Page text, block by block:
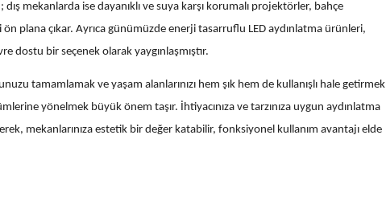
mekanlarda ise dayanıklı ve suya karşı korumalı projektörler, bahçe
plana çıkar. Ayrıca günümüzde enerji tasarruflu LED aydınlatma ürünleri,
dostu bir seçenek olarak yaygınlaşmıştır.
tamamlamak ve yaşam alanlarınızı hem şık hem de kullanışlı hale getirmek
yönelmek büyük önem taşır. İhtiyacınıza ve tarzınıza uygun aydınlatma
mekanlarınıza estetik bir değer katabilir, fonksiyonel kullanım avantajı elde